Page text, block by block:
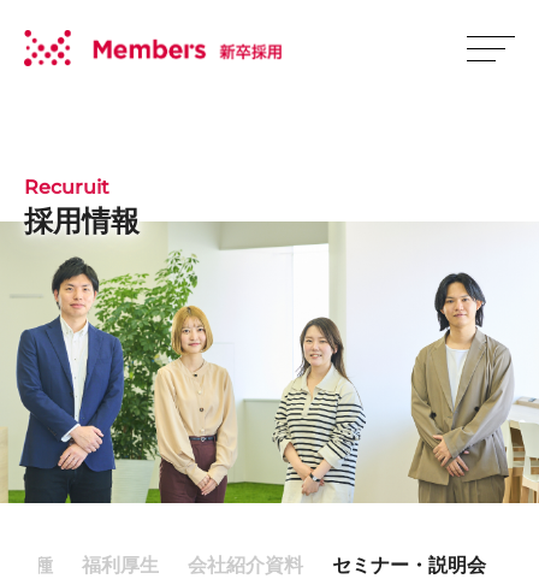
Recuruit
採用情報
職種 福利厚生 会社紹介資料 セミナー・説明会